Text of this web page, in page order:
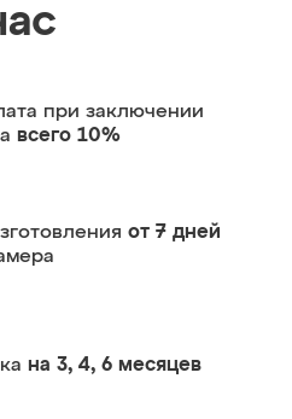
при заключении
всего 10%
от 7 дней
на 3, 4, 6 месяцев